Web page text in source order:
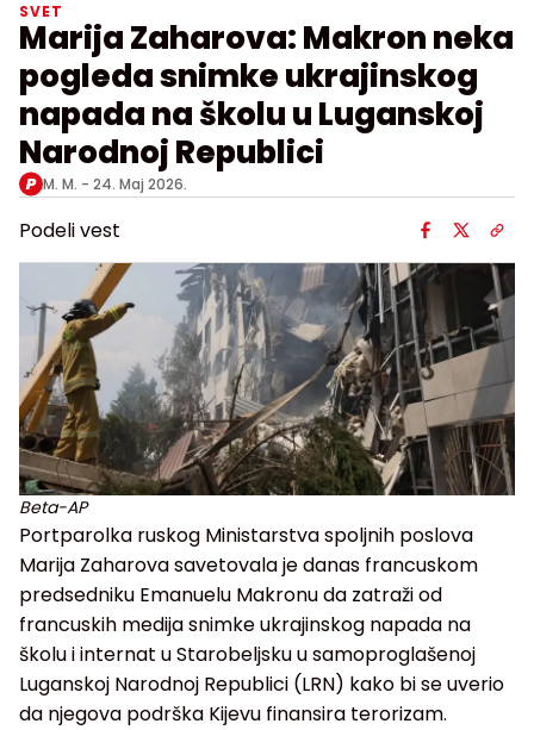
SVET
Marija Zaharova: Makron neka
pogleda snimke ukrajinskog
napada na školu u Luganskoj
Narodnoj Republici
M. M. - 24. Maj 2026.
Podeli vest
Beta-AP
Portparolka ruskog Ministarstva spoljnih poslova
Marija Zaharova savetovala je danas francuskom
predsedniku Emanuelu Makronu da zatraži od
francuskih medija snimke ukrajinskog napada na
školu i internat u Starobeljsku u samoproglašenoj
Luganskoj Narodnoj Republici (LRN) kako bi se uverio
da njegova podrška Kijevu finansira terorizam.